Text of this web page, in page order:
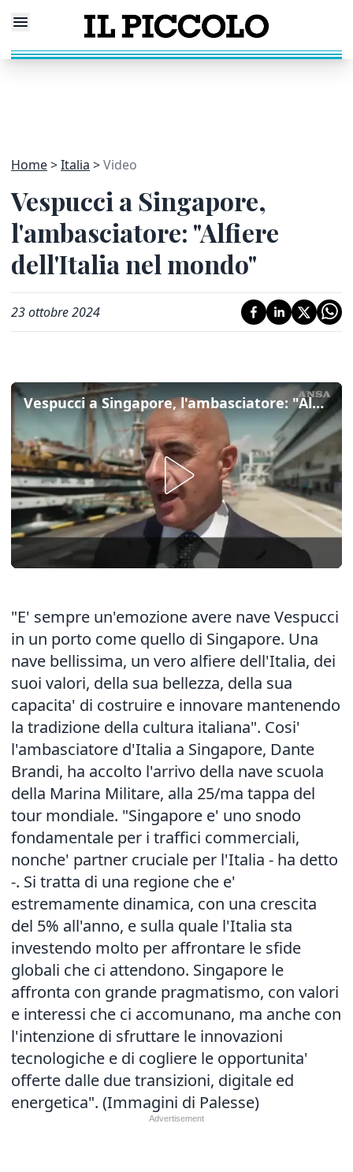
Home Italia Video
Vespucci a Singapore,
l'ambasciatore: "Alfiere
dell'Italia nel mondo"
23 ottobre 2024
Vespucci a Singapore, l'ambasciatore: "Alfiere dell'Italia nel mondo"
"E' sempre un'emozione avere nave Vespucci
in un porto come quello di Singapore. Una
nave bellissima, un vero alfiere dell'Italia, dei
suoi valori, della sua bellezza, della sua
capacita' di costruire e innovare mantenendo
la tradizione della cultura italiana". Cosi'
l'ambasciatore d'Italia a Singapore, Dante
Brandi, ha accolto l'arrivo della nave scuola
della Marina Militare, alla 25/ma tappa del
tour mondiale. "Singapore e' uno snodo
fondamentale per i traffici commerciali,
nonche' partner cruciale per l'Italia - ha detto
-. Si tratta di una regione che e'
estremamente dinamica, con una crescita
del 5% all'anno, e sulla quale l'Italia sta
investendo molto per affrontare le sfide
globali che ci attendono. Singapore le
affronta con grande pragmatismo, con valori
e interessi che ci accomunano, ma anche con
l'intenzione di sfruttare le innovazioni
tecnologiche e di cogliere le opportunita'
offerte dalle due transizioni, digitale ed
energetica". (Immagini di Palesse)